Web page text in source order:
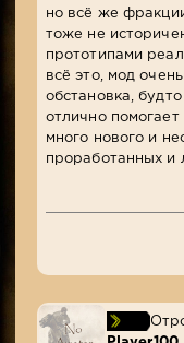
но всё же
тоже не
прототипами
всё это, мод
обстановка,
отлично помогает
много нового и
проработанных и